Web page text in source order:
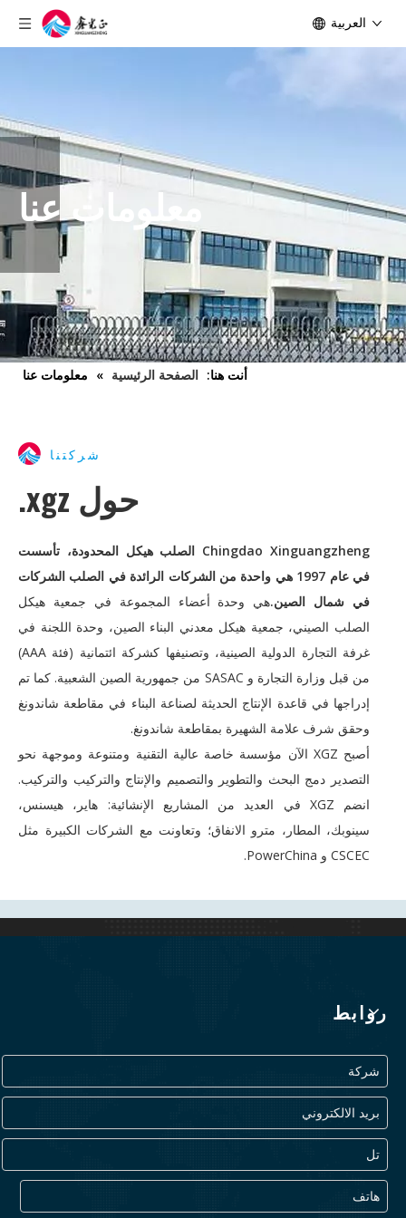
العربية
معلومات عنا
أنت هنا: الصفحة الرئيسية » معلومات عنا
شركتنا
حول xgz.
Chingdao Xinguangzheng الصلب هيكل المحدودة، تأسست
في عام 1997 هي واحدة من الشركات الرائدة في الصلب الشركات
في شمال الصين.هي وحدة أعضاء المجموعة في جمعية هيكل
الصلب الصيني، جمعية هيكل معدني البناء الصين، وحدة اللجنة في
غرفة التجارة الدولية الصينية، وتصنيفها كشركة ائتمانية (فئة AAA)
من قبل وزارة التجارة و SASAC من جمهورية الصين الشعبية. كما تم
إدراجها في قاعدة الإنتاج الحديثة لصناعة البناء في مقاطعة شاندونغ
وحقق شرف علامة الشهيرة بمقاطعة شاندونغ.
أصبح XGZ الآن مؤسسة خاصة عالية التقنية ومتنوعة وموجهة نحو
التصدير دمج البحث والتطوير والتصميم والإنتاج والتركيب والتركيب.
انضم XGZ في العديد من المشاريع الإنشائية: هاير، هيسنس،
سينوبك، المطار، مترو الانفاق؛ وتعاونت مع الشركات الكبيرة مثل
CSCEC و PowerChina.
روابط